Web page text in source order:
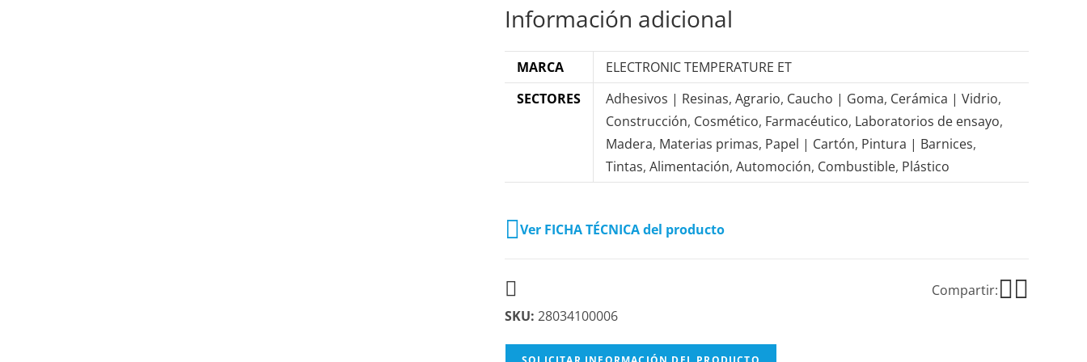
Información adicional
MARCA
ELECTRONIC TEMPERATURE ET
SECTORES
Adhesivos | Resinas, Agrario, Caucho | Goma, Cerámica | Vidrio,
Construcción, Cosmético, Farmacéutico, Laboratorios de ensayo,
Madera, Materias primas, Papel | Cartón, Pintura | Barnices,
Tintas, Alimentación, Automoción, Combustible, Plástico
Ver FICHA TÉCNICA del producto
Compartir:
SKU: 28034100006